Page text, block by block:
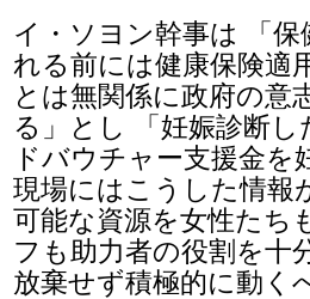
イ・ソヨン幹事は 「
れる前には健康保険適
とは無関係に政府の意
る」とし 「妊娠診断
ドバウチャー支援金
現場にはこうした情報
可能な資源を女性たち
フも助力者の役割を十
放棄せず積極的に動く